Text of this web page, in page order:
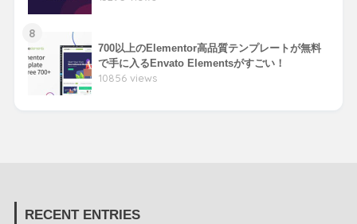
8
700以上のElementor高品質テンプレートが無料
で手に入るEnvato Elementsがすごい！
10856 views
RECENT ENTRIES